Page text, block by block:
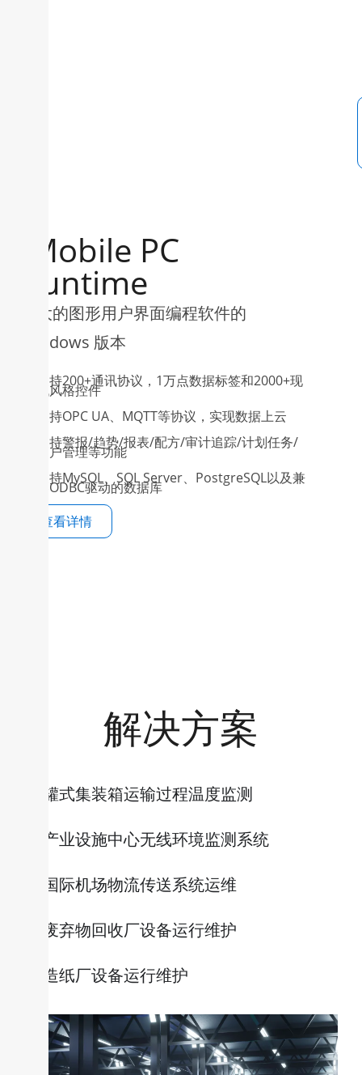
JMobile PC
Runtime
强大的图形用户界面编程软件的
Windows 版本
支持200+通讯协议，1万点数据标签和2000+现
代风格控件
支持OPC UA、MQTT等协议，实现数据上云
支持警报/趋势/报表/配方/审计追踪/计划任务/
用户管理等功能
支持MySQL、SQL Server、PostgreSQL以及兼
容ODBC驱动的数据库
查看详情
解决方案
罐式集装箱运输过程温度监测
产业设施中心无线环境监测系统
国际机场物流传送系统运维
废弃物回收厂设备运行维护
造纸厂设备运行维护